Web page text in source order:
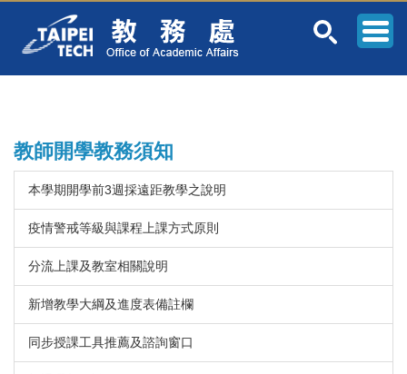
教師開學教務須知
本學期開學前3週採遠距教學之說明
疫情警戒等級與課程上課方式原則
分流上課及教室相關說明
新增教學大綱及進度表備註欄
同步授課工具推薦及諮詢窗口